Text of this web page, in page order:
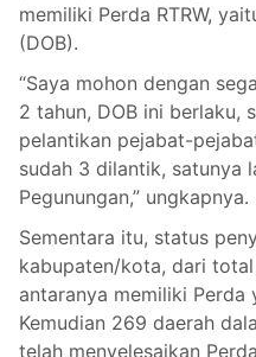
memiliki Perda RTRW,
(DOB).
“Saya mohon dengan
2 tahun, DOB ini berlaku,
pelantikan pejabat-
sudah 3 dilantik, satunya
Pegunungan,” ungkapnya.
Sementara itu, status
kabupaten/kota, dari
antaranya memiliki Perda
Kemudian 269 daerah
telah menyelesaikan